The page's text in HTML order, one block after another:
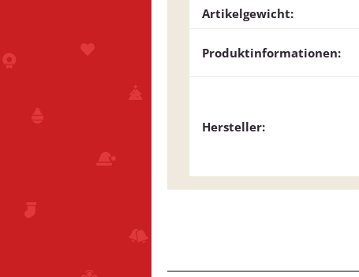
Artikelgewicht:
Produktinformationen:
Hersteller: